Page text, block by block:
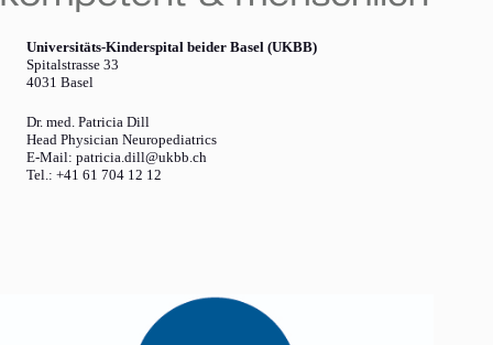
Universitäts-Kinderspital beider Basel (UKBB)
Spitalstrasse 33
4031 Basel
Dr. med. Patricia Dill
Head Physician Neuropediatrics
E-Mail: patricia.dill@ukbb.ch
Tel.: +41 61 704 12 12